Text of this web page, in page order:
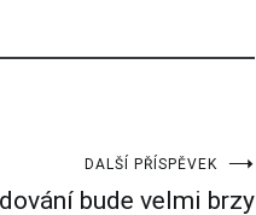
DALŠÍ PŘÍSPĚVEK
bude velmi brzy